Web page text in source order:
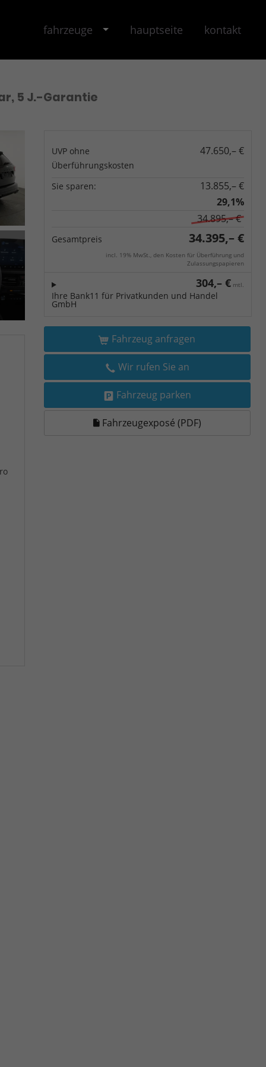
fahrzeuge hauptseite kontakt
5 J.-Garantie
UVP ohne
Überführungskosten
47.650,– €
Sie sparen:
13.855,– €
29,1%
34.895,– €
Gesamtpreis 34.395,– €
incl. 19% MwSt., den Kosten für Überführung und
Zulassungspapieren
304,– € mtl.
Ihre Bank11 für Privatkunden und Handel
GmbH
Fahrzeug anfragen
Wir rufen Sie an
Fahrzeug parken
Fahrzeugexposé (PDF)